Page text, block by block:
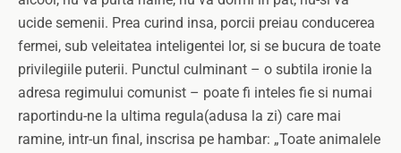
ucide semenii. Prea curind insa, porcii preiau conducerea
fermei, sub veleitatea inteligentei lor, si se bucura de toate
privilegiile puterii. Punctul culminant – o subtila ironie la
adresa regimului comunist – poate fi inteles fie si numai
raportindu-ne la ultima regula(adusa la zi) care mai
ramine, intr-un final, inscrisa pe hambar: „Toate animalele